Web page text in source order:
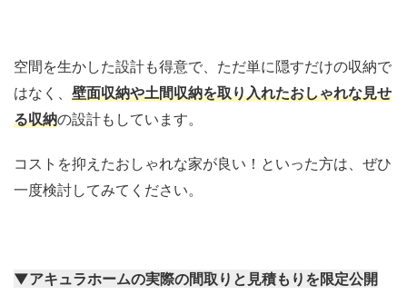
空間を生かした設計も得意で、ただ単に隠すだけの収納で
はなく、 壁面収納や土間収納を取り入れたおしゃれな見せ
る収納の設計もしています。
コストを抑えたおしゃれな家が良い！といった方は、ぜひ
一度検討してみてください。
▼アキュラホームの実際の間取りと見積もりを限定公開